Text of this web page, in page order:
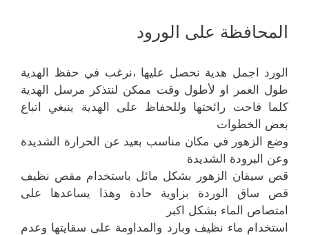
المحافظة على الورود
الورد اجمل هدية نحصل عليها ،نرغب في حفظ الهدية
طول العمر او لأطول وقت ممكن لنتذكر مرسل الهدية
كلما فاحت رائحتها وللحفاظ على الهدية ينبغي اتباع
بعض الخطوات
وضع الزهور في مكان مناسب بعيد عن الحرارة الشديدة
وعن البرودة الشديدة
قص سيقان الزهور بشكل مائل باستخدام مقص نظيف
قص ساق الوردة بزاوية حادة وهذا يساعدها على
امتصاص الماء بشكل اكبر
استخدام ماء نظيف وبارد والمداومة على سقايتها وعدم